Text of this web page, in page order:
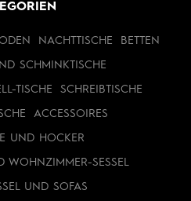
NACHTTISCHE BETTEN
SCHMINKTISCHE
TISCHE SCHREIBTISCHE
ACCESSOIRES
UND HOCKER
WOHNZIMMER-SESSEL
UND SOFAS